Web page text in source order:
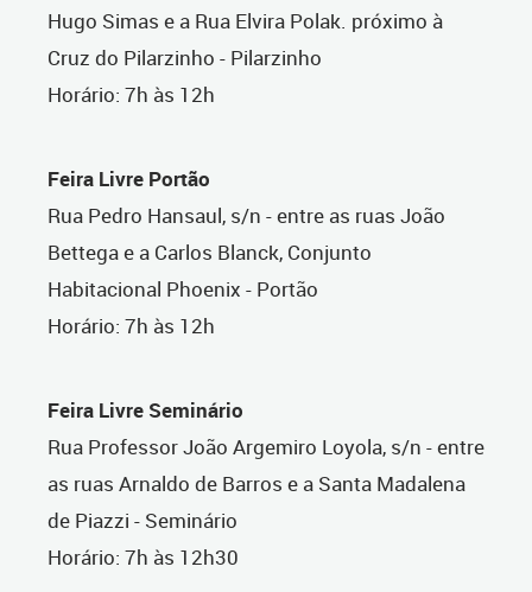
Hugo Simas e a Rua Elvira Polak. próximo à
Cruz do Pilarzinho - Pilarzinho
Horário: 7h às 12h
Feira Livre Portão
Rua Pedro Hansaul, s/n - entre as ruas João
Bettega e a Carlos Blanck, Conjunto
Habitacional Phoenix - Portão
Horário: 7h às 12h
Feira Livre Seminário
Rua Professor João Argemiro Loyola, s/n - entre
as ruas Arnaldo de Barros e a Santa Madalena
de Piazzi - Seminário
Horário: 7h às 12h30